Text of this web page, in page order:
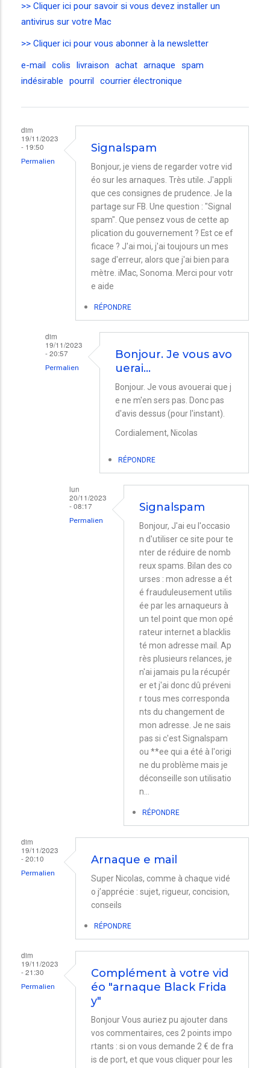
>> Cliquer ici pour savoir si vous devez installer un
antivirus sur votre Mac
>> Cliquer ici pour vous abonner à la newsletter
e-mail
colis livraison achat arnaque
spam
indésirable
pourril courrier électronique
dim
19/11/2023
- 19:50
Permalien
Signalspam
Bonjour, je viens de regarder votre vid
éo sur les arnaques. Très utile. J'appli
que ces consignes de prudence. Je la
partage sur FB. Une question : "Signal
spam". Que pensez vous de cette ap
plication du gouvernement ? Est ce ef
ficace ? J'ai moi, j'ai toujours un mes
sage d'erreur, alors que j'ai bien para
mètre. iMac, Sonoma. Merci pour votr
e aide
RÉPONDRE
dim
19/11/2023
- 20:57
Permalien
Bonjour. Je vous avo
uerai…
Bonjour. Je vous avouerai que j
e ne m'en sers pas. Donc pas
d'avis dessus (pour l'instant).
Cordialement, Nicolas
RÉPONDRE
lun
20/11/2023
- 08:17
Permalien
Signalspam
Bonjour, J'ai eu l'occasio
n d'utiliser ce site pour te
nter de réduire de nomb
reux spams. Bilan des co
urses : mon adresse a ét
é frauduleusement utilis
ée par les arnaqueurs à
un tel point que mon opé
rateur internet a blacklis
té mon adresse mail. Ap
rès plusieurs relances, je
n'ai jamais pu la récupér
er et j'ai donc dû préveni
r tous mes corresponda
nts du changement de
mon adresse. Je ne sais
pas si c'est Signalspam
ou **ee qui a été à l'origi
ne du problème mais je
déconseille son utilisatio
n...
RÉPONDRE
dim
19/11/2023
- 20:10
Permalien
Arnaque e mail
Super Nicolas, comme à chaque vidé
o j’apprécie : sujet, rigueur, concision,
conseils
RÉPONDRE
dim
19/11/2023
- 21:30
Permalien
Complément à votre vid
éo "arnaque Black Frida
y"
Bonjour Vous auriez pu ajouter dans
vos commentaires, ces 2 points impo
rtants : si on vous demande 2 € de fra
is de port, et que vous cliquer pour les